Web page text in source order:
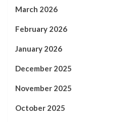
March 2026
February 2026
January 2026
December 2025
November 2025
October 2025